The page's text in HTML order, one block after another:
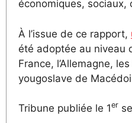
économiques,
À l’issue de ce rapport,
été adoptée au niveau
France, l’Allemagne,
yougoslave de
Tribune publiée le 1er